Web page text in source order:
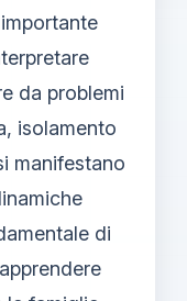
da problemi
isolamento
manifestano
di